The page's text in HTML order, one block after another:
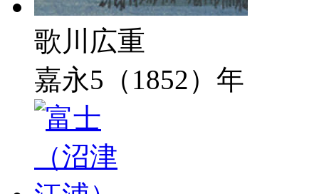
歌川広重
嘉永5（1852）年